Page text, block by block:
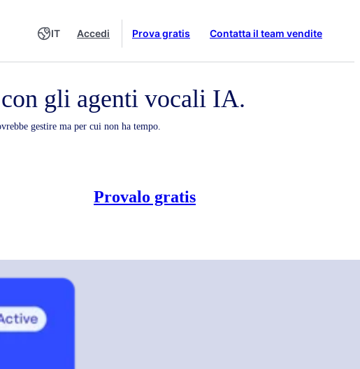
IT Accedi Prova gratis Contatta il team vendite
gli agenti vocali IA.
gestire ma per cui non ha tempo.
Provalo gratis